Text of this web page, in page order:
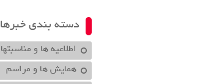
دسته بندی خبرها
اطلاعیه ها و مناسبتها
همایش ها و مراسم